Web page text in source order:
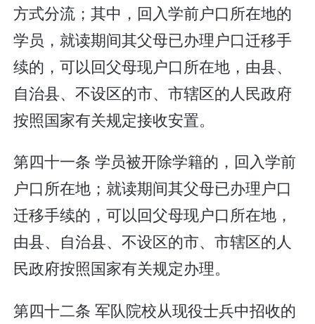
方式分流；其中，回入学前户口所在地的
学员，就读期间其父母已办理户口迁移手
续的，可以回父母现户口所在地，由县、
自治县、不设区的市、市辖区的人民政府
按照国家有关规定接收安置。
第四十一条 学员被开除学籍的，回入学前
户口所在地；就读期间其父母已办理户口
迁移手续的，可以回父母现户口所在地，
由县、自治县、不设区的市、市辖区的人
民政府按照国家有关规定办理。
第四十二条 军队院校从现役士兵中招收的